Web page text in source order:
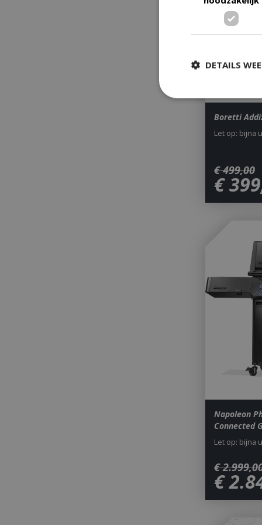
Boretti
€ 499,00
€399
Let op: bijna
Napoleon
Connected
€ 2.999,
€
Let op: bijna
DETAILS
Strikt
Strikt
Naam